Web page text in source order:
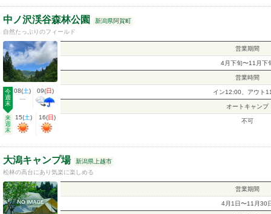
中ノ沢渓谷森林公園
新潟県阿賀町
自然たっぷりのフィールド
今
週
末
08(土)
---
09(日)
来
週
末
15(土) 16(日)
営業期間
4月下旬〜11月下
営業時間
イン12:00、アウト
オートキャンプ
不可
大潟キャンプ場
新潟県上越市
松林の高台にあり気楽に楽しめる
営業期間
4月1日〜11月30